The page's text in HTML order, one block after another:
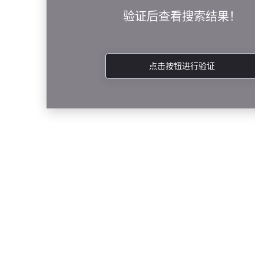
验证后查看搜索结果！
点击按钮进行验证